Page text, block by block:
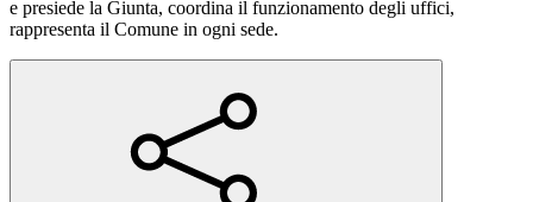
e presiede la Giunta, coordina il funzionamento degli uffici,
rappresenta il Comune in ogni sede.